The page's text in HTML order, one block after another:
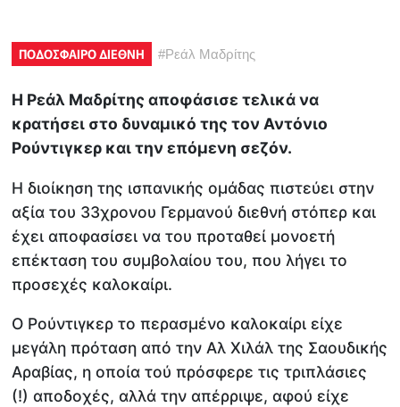
ΠΟΔΟΣΦΑΙΡΟ ΔΙΕΘΝΗ #Ρεάλ Μαδρίτης
Η Ρεάλ Μαδρίτης αποφάσισε τελικά να
κρατήσει στο δυναμικό της τον Αντόνιο
Ρούντιγκερ και την επόμενη σεζόν.
Η διοίκηση της ισπανικής ομάδας πιστεύει στην
αξία του 33χρονου Γερμανού διεθνή στόπερ και
έχει αποφασίσει να του προταθεί μονοετή
επέκταση του συμβολαίου του, που λήγει το
προσεχές καλοκαίρι.
Ο Ρούντιγκερ το περασμένο καλοκαίρι είχε
μεγάλη πρόταση από την Αλ Χιλάλ της Σαουδικής
Αραβίας, η οποία τού πρόσφερε τις τριπλάσιες
(!) αποδοχές, αλλά την απέρριψε, αφού είχε